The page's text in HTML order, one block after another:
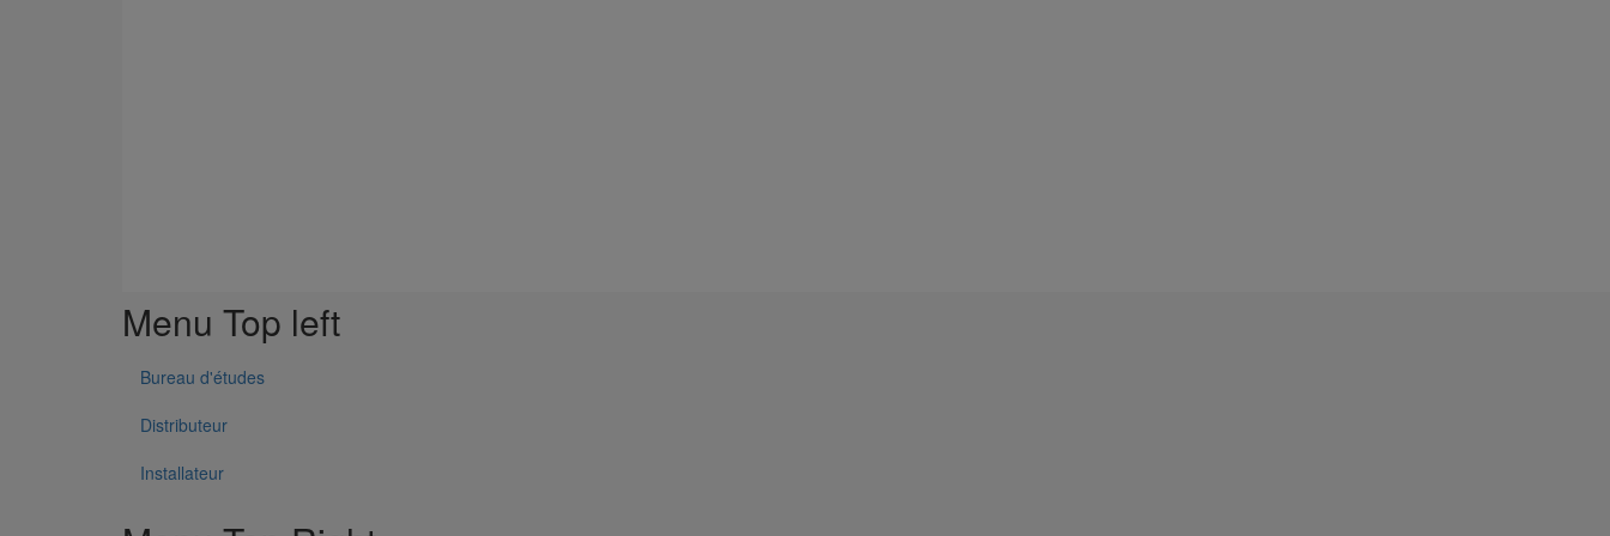
Menu Top left
Bureau d'études
Distributeur
Installateur
Cependant, ces dernières années, des changements ont été observés dans les types de ces fluides :